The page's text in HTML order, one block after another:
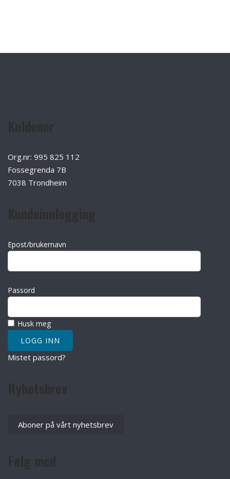
Org.nr: 995 825 112
Fossegrenda 7B
7038 Trondheim
Epost/brukernavn
Passord
Husk meg
Mistet passord?
Aboner på vårt nyhetsbrev